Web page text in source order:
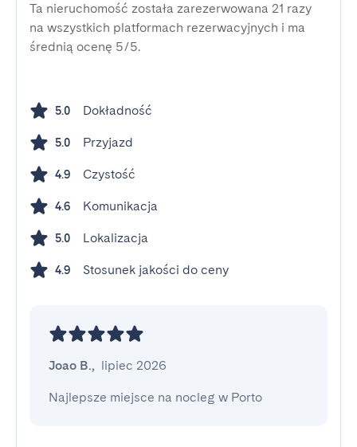
Ta nieruchomość została zarezerwowana 21 razy
na wszystkich platformach rezerwacyjnych i ma
średnią ocenę 5/5.
5.0 Dokładność
5.0 Przyjazd
4.9 Czystość
4.6 Komunikacja
5.0 Lokalizacja
4.9 Stosunek jakości do ceny
Joao B., lipiec 2026
Najlepsze miejsce na nocleg w Porto